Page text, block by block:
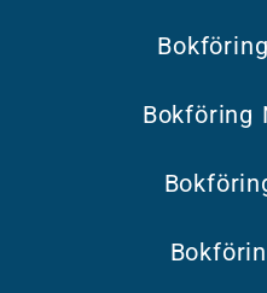
Bokföring